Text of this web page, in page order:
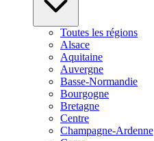
Toutes les régions
Alsace
Aquitaine
Auvergne
Basse-Normandie
Bourgogne
Bretagne
Centre
Champagne-Ardenne